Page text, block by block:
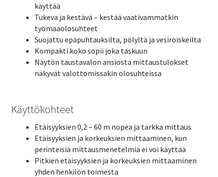
käyttää
Tukeva ja kestävä – kestää vaativammatkin
työmaaolosuhteet
Suojattu epäpuhtauksilta, pölyltä ja vesiroiskeilta
Kompakti koko sopii joka taskuun
Näytön taustavalon ansiosta mittaustulokset
näkyvät valottomissakin olosuhteissa
Käyttökohteet
Etäisyyksien 0,2 – 60 m nopea ja tarkka mittaus
Etäisyyksien ja korkeuksien mittaaminen, kun
perinteisiä mittausmenetelmiä ei voi käyttää
Pitkien etäisyyksien ja korkeuksien mittaaminen
yhden henkilön toimesta